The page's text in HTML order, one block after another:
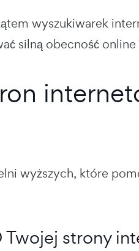
wyszukiwarek
silną obecność
wyższych, które
Twojej strony